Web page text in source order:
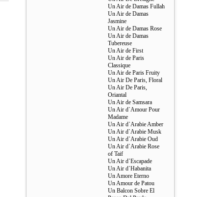
Un Air de Damas Fullah
Un Air de Damas
Jasmine
Un Air de Damas Rose
Un Air de Damas
Tubereuse
Un Air de First
Un Air de Paris
Classique
Un Air de Paris Fruity
Un Air De Paris, Floral
Un Air De Paris,
Oriantal
Un Air de Samsara
Un Air d`Amour Pour
Madame
Un Air d`Arabie Amber
Un Air d`Arabie Musk
Un Air d`Arabie Oud
Un Air d`Arabie Rose
of Taif
Un Air d`Escapade
Un Air d`Habanita
Un Amore Eterno
Un Amour de Patou
Un Balcon Sobre El